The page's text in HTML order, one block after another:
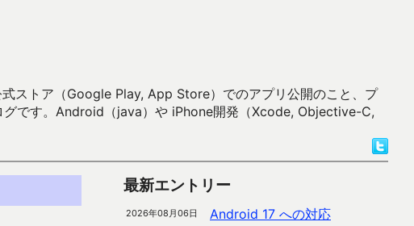
ストア（Google Play, App Store）でのアプリ公開のこと、プ
グです。Android（java）や iPhone開発（Xcode, Objective-C,
最新エントリー
2026年08月06日 Android 17 への対応